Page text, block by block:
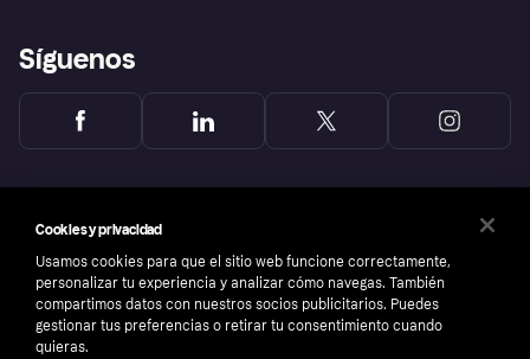
Síguenos
Cookies y privacidad
Usamos cookies para que el sitio web funcione correctamente,
personalizar tu experiencia y analizar cómo navegas. También
compartimos datos con nuestros socios publicitarios. Puedes
gestionar tus preferencias o retirar tu consentimiento cuando
quieras.